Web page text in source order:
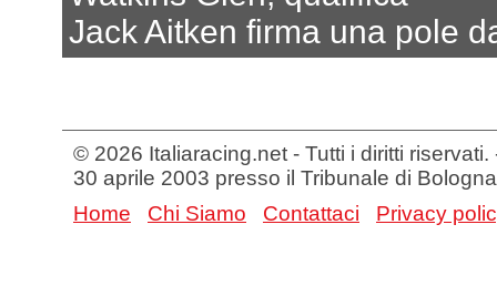
Jack Aitken firma una pole
© 2026 Italiaracing.net - Tutti i diritti
30 aprile 2003 presso il Tribunale di Bologna
Home
Chi Siamo Contattaci Privacy